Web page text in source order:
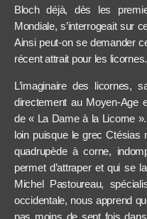
Bloch déjà, dès les
Mondiale, s’interrogeait sur
Ainsi peut-on se demander
récent attrait pour les
L’imaginaire des licornes,
directement au Moyen-Age
de « La Dame à la Licorne
loin puisque le grec Ctésias
quadrupède à corne,
permet d’attraper et qui se
Michel Pastoureau,
occidentale, nous apprend
pas moins de sept fois